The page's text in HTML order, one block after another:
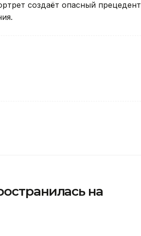
создаёт опасный прецедент
на